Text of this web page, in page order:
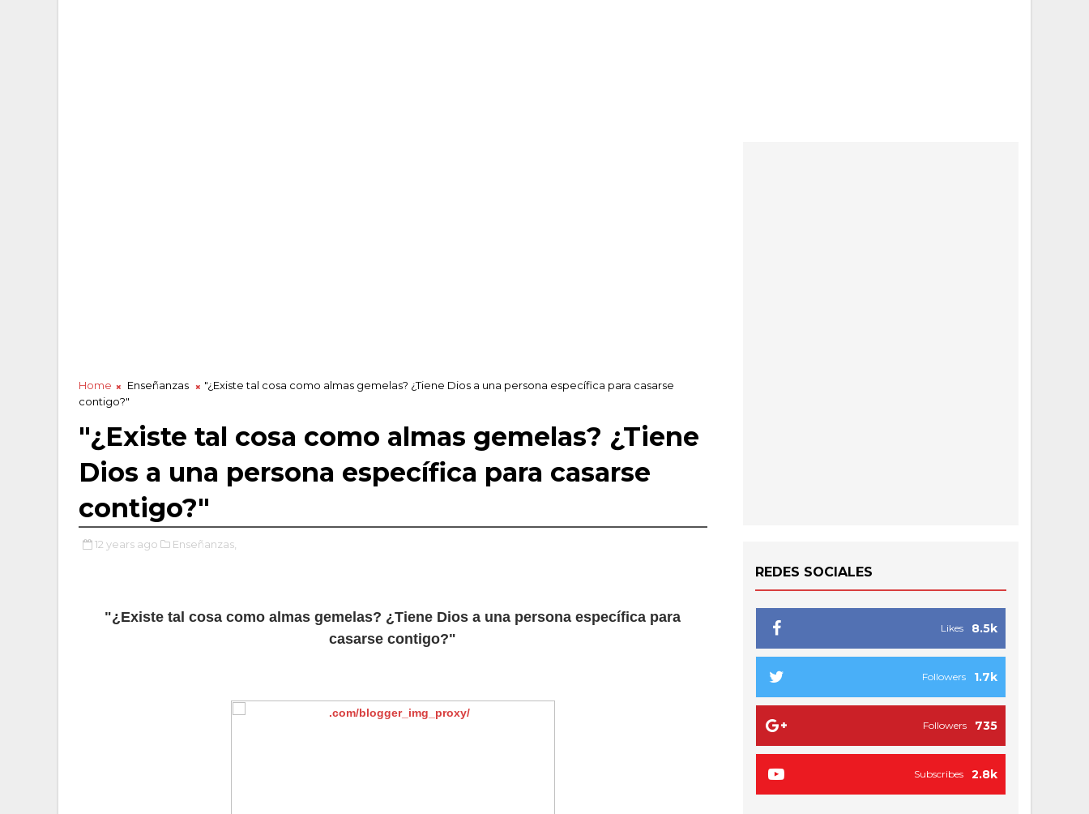
Home Enseñanzas
"¿Existe tal cosa como almas gemelas? ¿Tiene Dios a una persona específica para casarse
contigo?"
"¿Existe tal cosa como almas gemelas? ¿Tiene
Dios a una persona específica para casarse
contigo?"
12 years ago Enseñanzas,
"¿Existe tal cosa como almas gemelas? ¿Tiene Dios a una persona específica para
casarse contigo?"
REDES SOCIALES
8.5k
Likes
1.7k
Followers
735
Followers
2.8k
Subscribes